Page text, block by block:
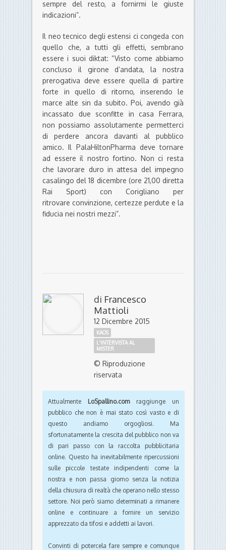
sempre del resto, a fornirmi le giuste
indicazioni”.
Il neo tecnico degli estensi ci congeda con
quello che, a tutti gli effetti, sembrano
essere i suoi diktat: “Visto come abbiamo
concluso il girone d’andata, la nostra
prerogativa deve essere quella di partire
forte in quello di ritorno, inserendo le
marce alte sin da subito. Poi, avendo già
incassato due sconfitte in casa Ferrara,
non possiamo assolutamente permetterci
di perdere ancora davanti al pubblico
amico. Il PalaHiltonPharma deve tornare
ad essere il nostro fortino. Non ci resta
che lavorare duro in attesa del impegno
casalingo del 18 dicembre (ore 21,00 diretta
Rai Sport) con Corigliano per
ritrovare convinzione, certezze perdute e la
fiducia nei nostri mezzi”.
di Francesco
Mattioli
12 Dicembre 2015
KAOS
L'INTERVISTA AL
MISTER
© Riproduzione
riservata
Attualmente LoSpallino.comraggiunge un
pubblico che non è mai stato così vasto e di
questo andiamo orgogliosi. Ma
sfortunatamente la crescita del pubblico non va
di pari passo con la raccolta pubblicitaria
online. Questo ha inevitabilmente ripercussioni
sulle piccole testate indipendenti come la
nostra e non passa giorno senza la notizia
della chiusura di realtà che operano nello stesso
settore. Noi però siamo determinati a rimanere
online e continuare a fornire un servizio
apprezzato da tifosi e addetti ai lavori.
Convinti di potercela fare sempre e comunque